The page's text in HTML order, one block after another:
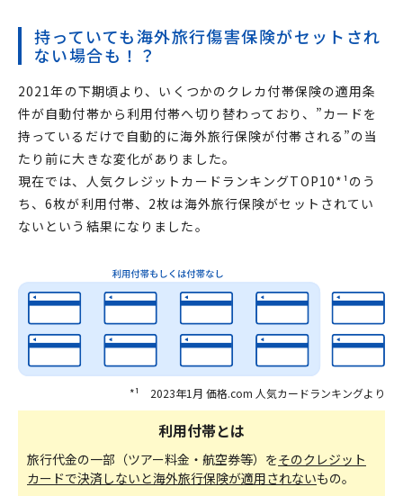
持っていても海外旅行傷害保険がセットされ
ない場合も！？
2021年の下期頃より、いくつかのクレカ付帯保険の適用条
件が自動付帯から利用付帯へ切り替わっており、”カードを
持っているだけで自動的に海外旅行保険が付帯される”の当
たり前に大きな変化がありました。
現在では、人気クレジットカードランキングTOP10*¹のう
ち、6枚が利用付帯、2枚は海外旅行保険がセットされてい
ないという結果になりました。
*¹ 2023年1月 価格.com 人気カードランキングより
利用付帯とは
旅行代金の一部（ツアー料金・航空券等）をそのクレジット
カードで決済しないと海外旅行保険が適用されないもの。